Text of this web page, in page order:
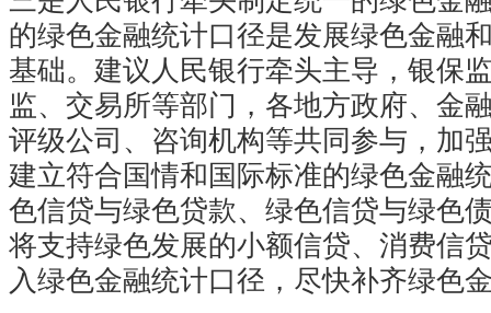
的绿色金融统计口径是发展绿色金融
基础。建议人民银行牵头主导，银保
监、交易所等部门，各地方政府、金
评级公司、咨询机构等共同参与，加
建立符合国情和国际标准的绿色金融
色信贷与绿色贷款、绿色信贷与绿色
将支持绿色发展的小额信贷、消费信
入绿色金融统计口径，尽快补齐绿色